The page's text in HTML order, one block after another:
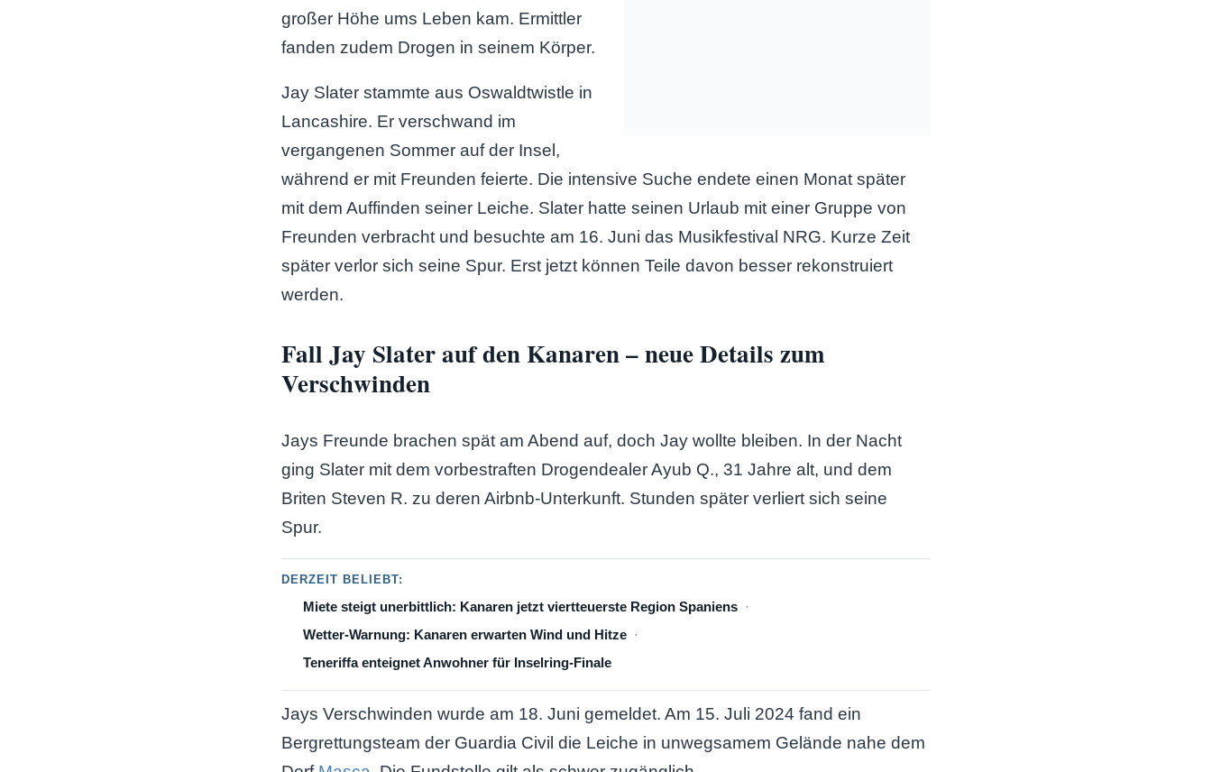
großer Höhe ums Leben kam. Ermittler
fanden zudem Drogen in seinem Körper.
Jay Slater stammte aus Oswaldtwistle in
Lancashire. Er verschwand im
vergangenen Sommer auf der Insel,
während er mit Freunden feierte. Die intensive Suche endete einen Monat später
mit dem Auffinden seiner Leiche. Slater hatte seinen Urlaub mit einer Gruppe von
Freunden verbracht und besuchte am 16. Juni das Musikfestival NRG. Kurze Zeit
später verlor sich seine Spur. Erst jetzt können Teile davon besser rekonstruiert
werden.
Fall Jay Slater auf den Kanaren – neue Details zum
Verschwinden
Jays Freunde brachen spät am Abend auf, doch Jay wollte bleiben. In der Nacht
ging Slater mit dem vorbestraften Drogendealer Ayub Q., 31 Jahre alt, und dem
Briten Steven R. zu deren Airbnb-Unterkunft. Stunden später verliert sich seine
Spur.
DERZEIT BELIEBT:
Miete steigt unerbittlich: Kanaren jetzt viertteuerste Region Spaniens
Wetter-Warnung: Kanaren erwarten Wind und Hitze
Teneriffa enteignet Anwohner für Inselring-Finale
Jays Verschwinden wurde am 18. Juni gemeldet. Am 15. Juli 2024 fand ein
Bergrettungsteam der Guardia Civil die Leiche in unwegsamem Gelände nahe dem